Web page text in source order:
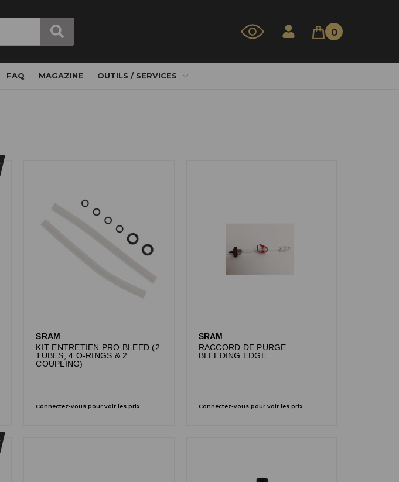
0
FAQ MAGAZINE OUTILS / SERVICES
SRAM
KIT ENTRETIEN PRO BLEED (2
TUBES, 4 O-RINGS & 2
COUPLING)
Connectez-vous pour voir les prix.
SRAM
RACCORD DE PURGE
BLEEDING EDGE
Connectez-vous pour voir les prix.